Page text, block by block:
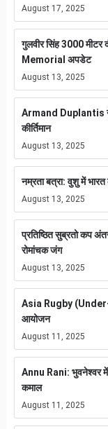
August 17, 2025
गुलवीर सिंह 3000 मीटर
Memorial अपडेट
August 13, 2025
Armand Duplantis ने
कीर्तिमान
August 13, 2025
नम्रता बत्रा: वुशु में भारत
August 13, 2025
प्रतिष्ठित सुब्रतो कप
रोमांचक जंग
August 13, 2025
Asia Rugby
आयोजन
August 11, 2025
Annu Rani: भुवनेश्वर
कमाल
August 11, 2025